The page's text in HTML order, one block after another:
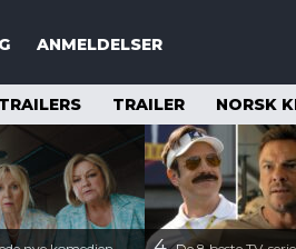
ANMELDELSER
TRAILERS TRAILER NORSK